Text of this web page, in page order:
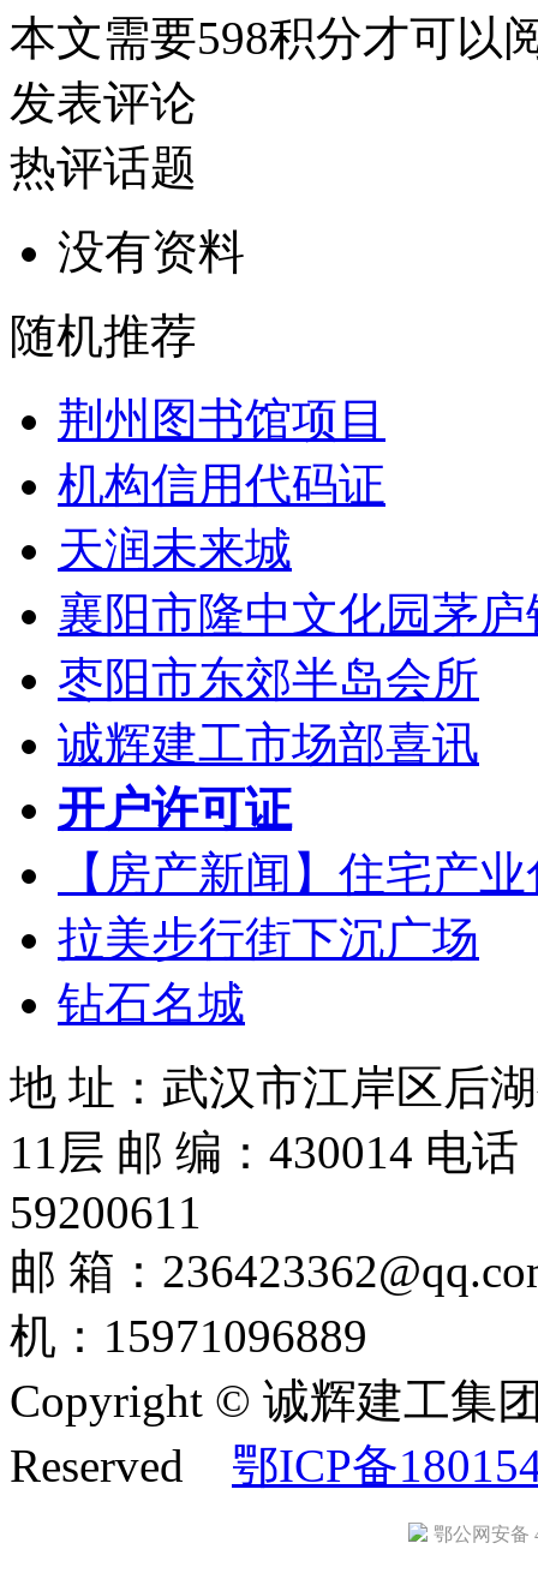
本文需要598积分才可以
发表评论
热评话题
没有资料
随机推荐
荆州图书馆项目
机构信用代码证
天润未来城
襄阳市隆中文化园茅
枣阳市东郊半岛会所
诚辉建工市场部喜讯
开户许可证
【房产新闻】住宅产
拉美步行街下沉广场
钻石名城
地 址：武汉市江岸区后
11层 邮 编：430014 电
59200611
邮 箱：
机：15971096889
Copyright © 诚辉建工集
Reserved 鄂ICP备
鄂公网安备